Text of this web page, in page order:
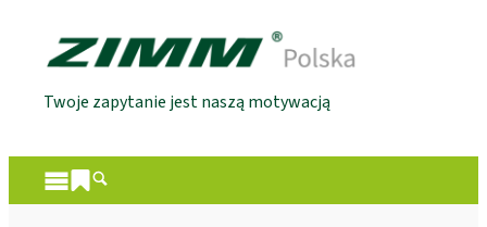
Twoje zapytanie jest naszą motywacją